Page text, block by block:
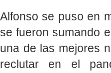
Alfonso se puso en
se fueron sumando
una de las mejores
reclutar en el